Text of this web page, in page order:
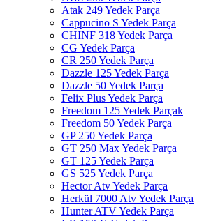
Atak 249 Yedek Parça
Cappucino S Yedek Parça
CHINF 318 Yedek Parça
CG Yedek Parça
CR 250 Yedek Parça
Dazzle 125 Yedek Parça
Dazzle 50 Yedek Parça
Felix Plus Yedek Parça
Freedom 125 Yedek Parçak
Freedom 50 Yedek Parça
GP 250 Yedek Parça
GT 250 Max Yedek Parça
GT 125 Yedek Parça
GS 525 Yedek Parça
Hector Atv Yedek Parça
Herkül 7000 Atv Yedek Parça
Hunter ATV Yedek Parça